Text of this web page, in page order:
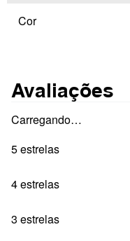
Cor
Avaliações
Carregando…
5 estrelas
4 estrelas
3 estrelas